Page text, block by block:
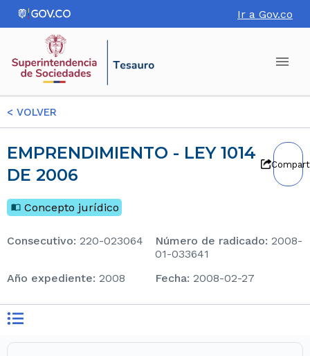
Ir a Gov.co
< VOLVER
EMPRENDIMIENTO - LEY 1014
DE 2006
Concepto jurídico
consecutivo: 220-023064 Número de radicado: 2008-
01-033641
Año expediente: 2008 Fecha: 2008-02-27